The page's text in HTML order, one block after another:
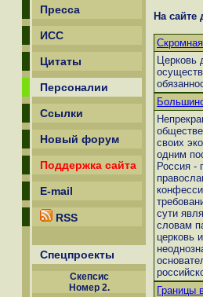
Пресса
ИСС
Цитаты
Персоналии
Ссылки
Новый форум
Поддержка сайта
E-mail
RSS
Спецпроекты
Скепсиc
Номер 2.
На сайте
Церковь
своих
одним
Россия -
сути
словам
церковь
Границы